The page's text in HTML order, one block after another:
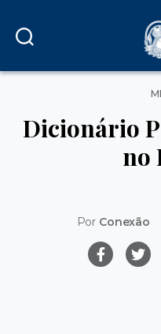
Dicionário
no
Por Conexão